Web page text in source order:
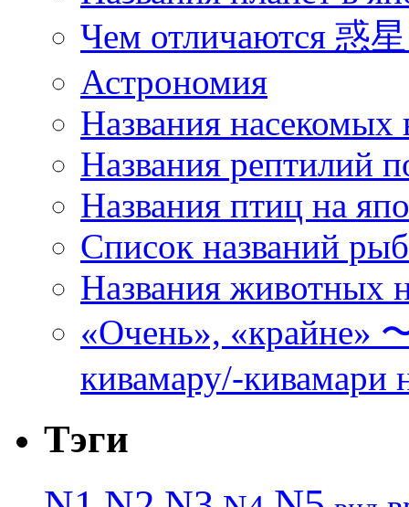
Чем отличаются 惑
Астрономия
Названия насекомых
Названия рептилий
Названия птиц на
Список названий
Названия животных
«Очень», «крайне»
кивамару/-кивамари
Тэги